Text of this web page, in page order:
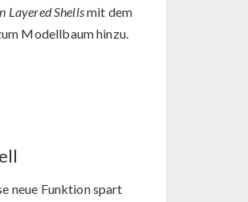
Layered Shellsmit dem
Modellbaum hinzu.
neue Funktion spart